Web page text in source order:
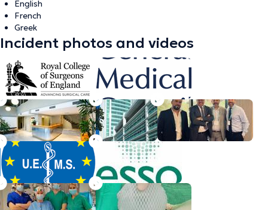
English
French
Greek
Incident photos and videos